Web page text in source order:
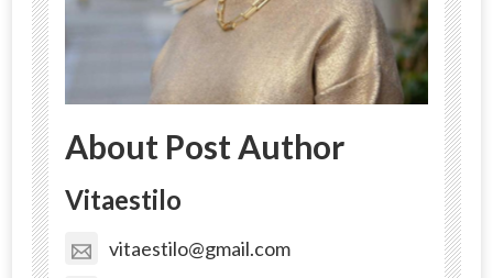
About Post Author
Vitaestilo
vitaestilo@gmail.com